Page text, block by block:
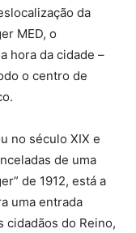
da
MED, o
hora da cidade –
o centro de
no século XIX e
de uma
de 1912, está a
uma entrada
cidadãos do Reino,